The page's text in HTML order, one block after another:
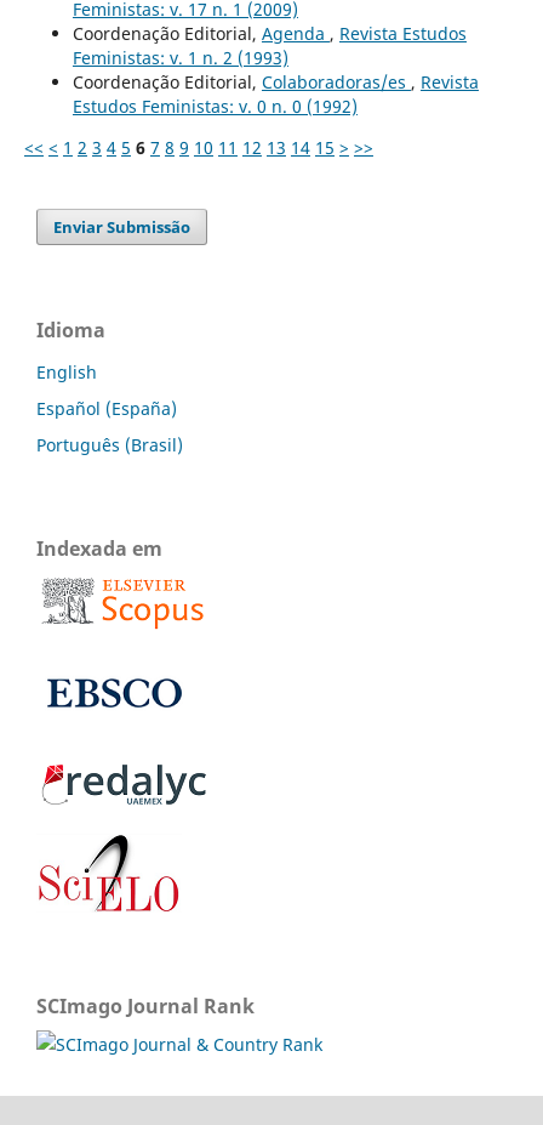
Feministas: v. 17 n. 1 (2009)
Coordenação Editorial, Agenda , Revista Estudos
Feministas: v. 1 n. 2 (1993)
Coordenação Editorial, Colaboradoras/es , Revista
Estudos Feministas: v. 0 n. 0 (1992)
<< < 1 2 3 4 5 6 7 8 9 10 11 12 13 14 15 > >>
Enviar Submissão
Idioma
English
Español (España)
Português (Brasil)
Indexada em
SCImago Journal Rank